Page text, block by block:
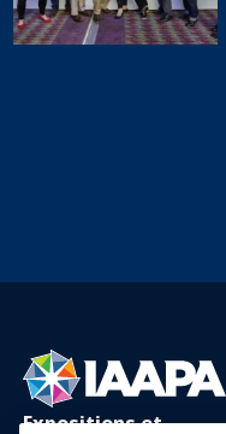
Expositions et